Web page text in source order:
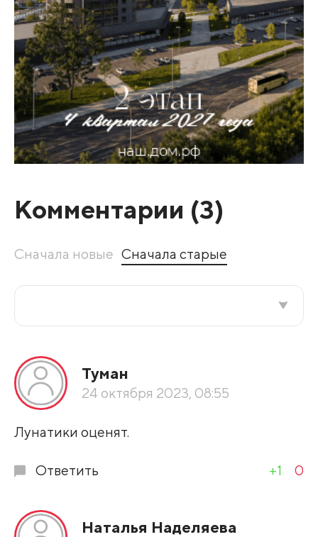
Комментарии (3)
Сначала новые Сначала старые
По рейтингу
Туман
24 октября 2023, 08:55
Лунатики оценят.
Ответить +1 0
Наталья Наделяева